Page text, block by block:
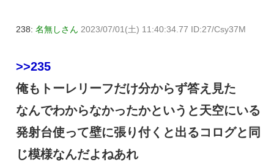
238: 名無しさん 2023/07/01(土) 11:40:34.77 ID:27/Csy37M
>>235
俺もトーレリーフだけ分からず答え見た
なんでわからなかったかというと天空にいる
発射台使って壁に張り付くと出るコログと同
じ模様なんだよねあれ